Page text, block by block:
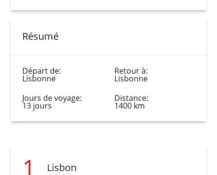
Résumé
Départ de:
Lisbonne
Retour à:
Lisbonne
Jours de voyage:
13 jours
Distance:
1400 km
1 Lisbon